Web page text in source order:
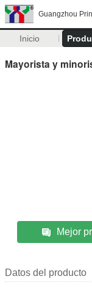
Guangzhou
Inicio
Mayorista y
Mejor
Datos del producto